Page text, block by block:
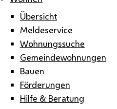
Übersicht
Meldeservice
Wohnungssuche
Gemeindewohnungen
Bauen
Förderungen
Hilfe & Beratung